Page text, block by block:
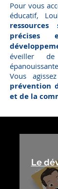
Pour vous
éducatif,
éveiller
Vous
prévention
et de la
Le